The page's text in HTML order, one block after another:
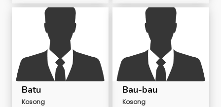
Batu
Kosong
Bau-bau
Kosong